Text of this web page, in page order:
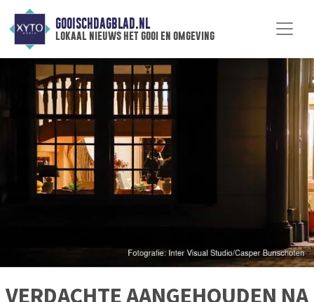
GOOISCHDAGBLAD.NL
lokaal nieuws het gooi en omgeving
VERDACHTE AANGEHOUDEN NA